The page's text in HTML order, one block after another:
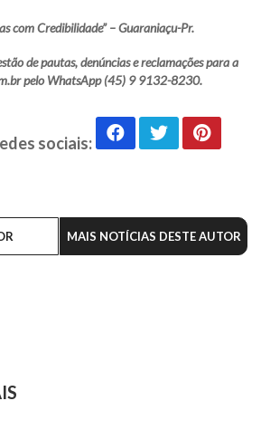
com Credibilidade” – Guaraniaçu-Pr.
de pautas, denúncias e reclamações para a
pelo WhatsApp (45) 9 9132-8230.
sociais:
MAIS NOTÍCIAS DESTE AUTOR